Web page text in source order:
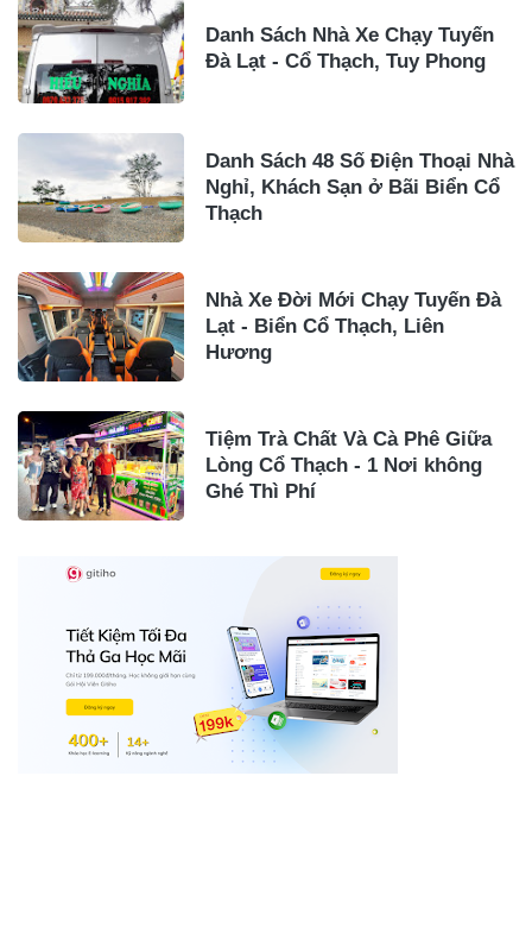
Danh Sách Nhà Xe Chạy Tuyến
Đà Lạt - Cổ Thạch, Tuy Phong
Danh Sách 48 Số Điện Thoại Nhà
Nghỉ, Khách Sạn ở Bãi Biển Cổ
Thạch
Nhà Xe Đời Mới Chạy Tuyến Đà
Lạt - Biển Cổ Thạch, Liên
Hương
Tiệm Trà Chất Và Cà Phê Giữa
Lòng Cổ Thạch - 1 Nơi không
Ghé Thì Phí